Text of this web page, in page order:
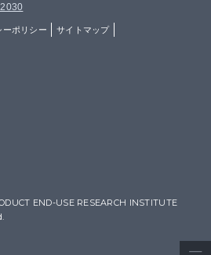
ーポリシー
サイトマップ
END-USE RESEARCH INSTITUTE